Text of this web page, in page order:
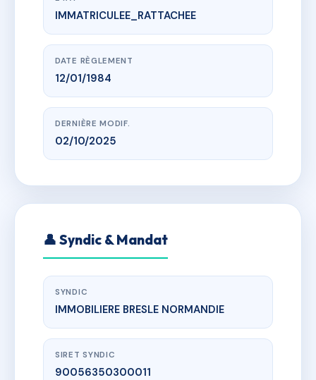
www.vme.plus/AF6580708
14 Rue Faidherbe
14 rue faidherbe
IMMATRICULEE_RATTACHEE
DATE RÈGLEMENT
12/01/1984
DERNIÈRE MODIF.
02/10/2025
👤 Syndic & Mandat
SYNDIC
IMMOBILIERE BRESLE NORMANDIE
SIRET SYNDIC
90056350300011